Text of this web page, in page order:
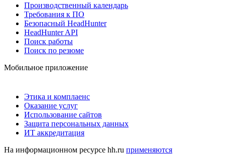
Производственный календарь
Требования к ПО
Безопасный HeadHunter
HeadHunter API
Поиск работы
Поиск по резюме
Мобильное приложение
Этика и комплаенс
Оказание услуг
Использование сайтов
Защита персональных данных
ИТ аккредитация
На информационном ресурсе hh.ru применяются